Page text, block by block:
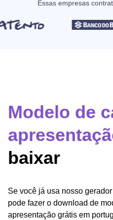
Essas empresas
Modelo de
baixar
Se você já usa nosso
pode fazer o download de
apresentação grátis em